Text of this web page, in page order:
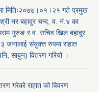
मितिः२०७७।०१।२१ गते प्रमुख
नर बहादुर चन्द, व. नं.४ का
गुरुङ र व. सचिव खिल बहादुर
संयुक्त्त रुपमा राहात
साबुन) वितरण गरियो ।
गरेको राहात को विवरण